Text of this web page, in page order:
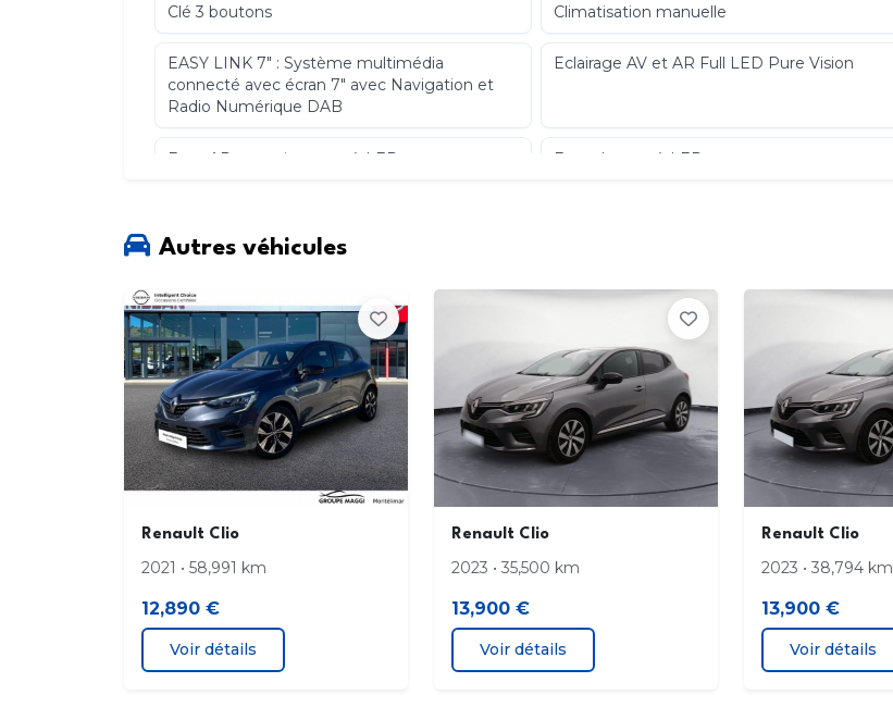
Clé 3 boutons Climatisation manuelle
EASY LINK 7" : Système multimédia
connecté avec écran 7" avec Navigation et
Radio Numérique DAB
Eclairage AV et AR Full LED Pure Vision
Feux AR avec signature à LED Feux de stop à LED
info trafic live et auto update Paresoleil avec miroir de courtoisie
Projecteurs Full LED avec signature
lumineuse en force de "C"
Régulateur limiteur de vitesse
réglables et rabattables électriquement Rétroviseurs extérieurs Noir brillant
Sans chargeur à induction spécifique Limited
Tableau de bord avec écran numérique 4 2'' et compteurs analogiques
Autres véhicules
Renault Clio
2021 • 58,991 km
12,890 €
Voir détails
Renault Clio
2023 • 35,500 km
13,900 €
Voir détails
Renault Clio
2023 • 38,794 km
13,900 €
Voir détails